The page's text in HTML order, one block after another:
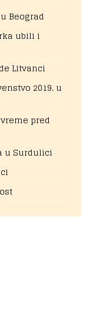
Beograd
ubili i
Litvanci
2019. u
pred
u Surdulici